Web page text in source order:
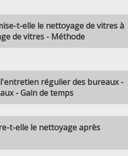
t-elle le nettoyage de vitres à
de vitres - Méthode
régulier des bureaux -
- Gain de temps
t-elle le nettoyage après